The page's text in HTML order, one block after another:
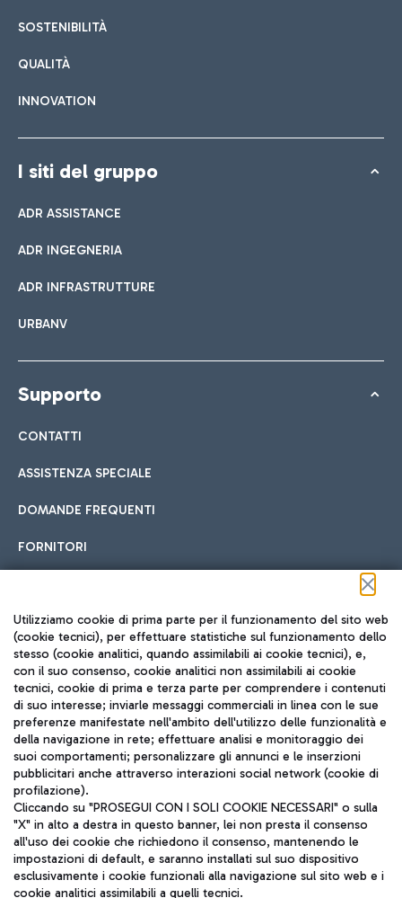
SOSTENIBILITÀ
QUALITÀ
INNOVATION
I siti del gruppo
ADR ASSISTANCE
ADR INGEGNERIA
ADR INFRASTRUTTURE
URBANV
Supporto
CONTATTI
ASSISTENZA SPECIALE
DOMANDE FREQUENTI
FORNITORI
Seguici sui social
TRAVEL JOURNAL
ITA
Aeroporti di Roma S.p.A. - Società soggetta a direzione e
Utilizziamo cookie di prima parte per il funzionamento del sito web
(cookie tecnici), per effettuare statistiche sul funzionamento dello
stesso (cookie analitici, quando assimilabili ai cookie tecnici), e,
con il suo consenso, cookie analitici non assimilabili ai cookie
tecnici, cookie di prima e terza parte per comprendere i contenuti
di suo interesse; inviarle messaggi commerciali in linea con le sue
preferenze manifestate nell'ambito dell'utilizzo delle funzionalità e
della navigazione in rete; effettuare analisi e monitoraggio dei
suoi comportamenti; personalizzare gli annunci e le inserzioni
pubblicitari anche attraverso interazioni social network (cookie di
profilazione).
Cliccando su "PROSEGUI CON I SOLI COOKIE NECESSARI" o sulla
"X" in alto a destra in questo banner, lei non presta il consenso
all'uso dei cookie che richiedono il consenso, mantenendo le
impostazioni di default, e saranno installati sul suo dispositivo
esclusivamente i cookie funzionali alla navigazione sul sito web e i
cookie analitici assimilabili a quelli tecnici.